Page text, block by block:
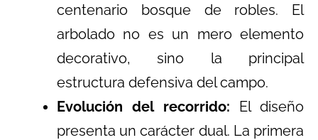
centenario bosque de robles. El
arbolado no es un mero elemento
decorativo, sino la principal
estructura defensiva del campo.
Evolución del recorrido: El diseño
presenta un carácter dual. La primera